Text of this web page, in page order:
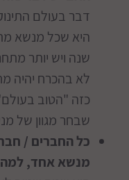
דבר בעולם
היא שכל מנשא
שנה ויש יותר
לא בהכרח יהיה
כזה "הטוב
שבחר מגוון של
כל החברים /
מנשא אחד, למה